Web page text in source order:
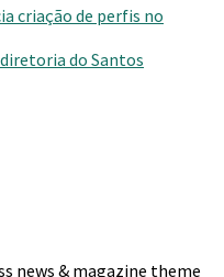
criação de perfis no
do Santos
news & magazine theme